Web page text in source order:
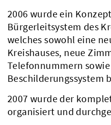
2006 wurde ein
Bürgerleitsystem des
welches sowohl eine
Kreishauses, neue
Telefonnummern
Beschilderungssystem
2007 wurde der
organisiert und